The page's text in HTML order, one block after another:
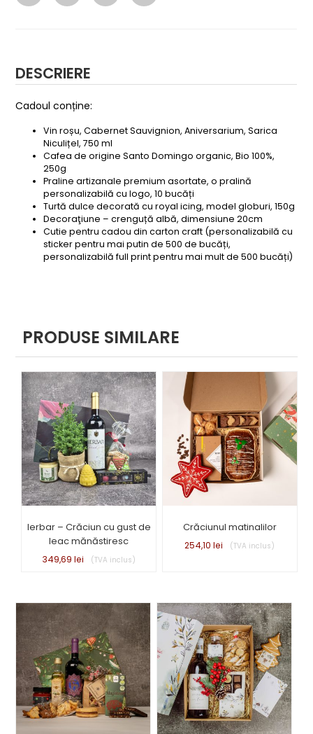
DESCRIERE
Cadoul conține:
Vin roșu, Cabernet Sauvignion, Aniversarium, Sarica
Niculițel, 750 ml
Cafea de origine Santo Domingo organic, Bio 100%,
250g
Praline artizanale premium asortate, o pralină
personalizabilă cu logo, 10 bucăți
Turtă dulce decorată cu royal icing, model globuri, 150g
Decoraţiune – crenguță albă, dimensiune 20cm
Cutie pentru cadou din carton craft (personalizabilă cu
sticker pentru mai putin de 500 de bucăți,
personalizabilă full print pentru mai mult de 500 bucăți)
PRODUSE SIMILARE
Ierbar – Crăciun cu gust de
leac mănăstiresc
349,69lei
Crăciunul matinalilor
254,10lei